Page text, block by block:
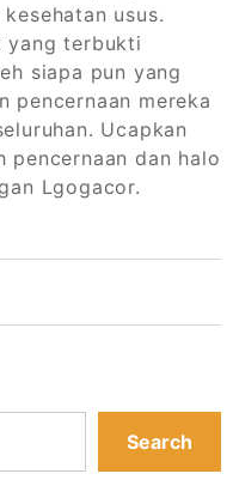
usus.
yang terbukti
siapa pun yang
pencernaan mereka
Ucapkan
pencernaan dan halo
Lgogacor.
Search